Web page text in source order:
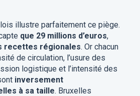
illustre parfaitement ce piège.
que 29 millions d’euros,
recettes régionales. Or chacun
de circulation, l’usure des
logistique et l’intensité des
inversement
à sa taille. Bruxelles